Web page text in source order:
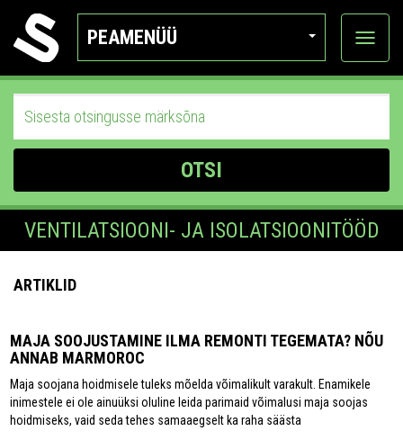
PEAMENÜÜ
Ava
OTSI
VENTILATSIOONI- JA ISOLATSIOONITÖÖD
ARTIKLID
MAJA SOOJUSTAMINE ILMA REMONTI TEGEMATA? NÕU
ANNAB MARMOROC
Maja soojana hoidmisele tuleks mõelda võimalikult varakult. Enamikele
inimestele ei ole ainuüksi oluline leida parimaid võimalusi maja soojas
hoidmiseks, vaid seda tehes samaaegselt ka raha säästa